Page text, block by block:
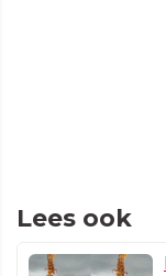
Lees ook